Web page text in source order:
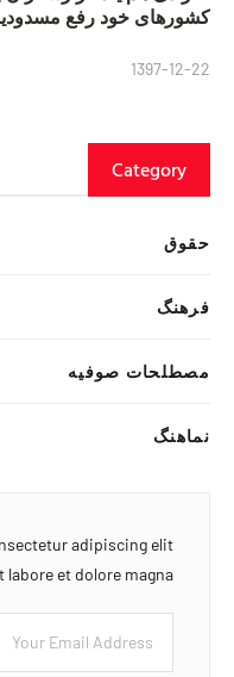
کشورهای خود رفع
1397-12-22
Category
حقوق
فرهنگ
مصطلحات صوفیه
نماهنگ
adipiscing elit
et dolore magna